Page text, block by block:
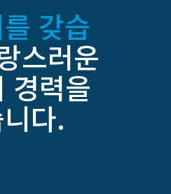
갖습
스러운
경력을
다.